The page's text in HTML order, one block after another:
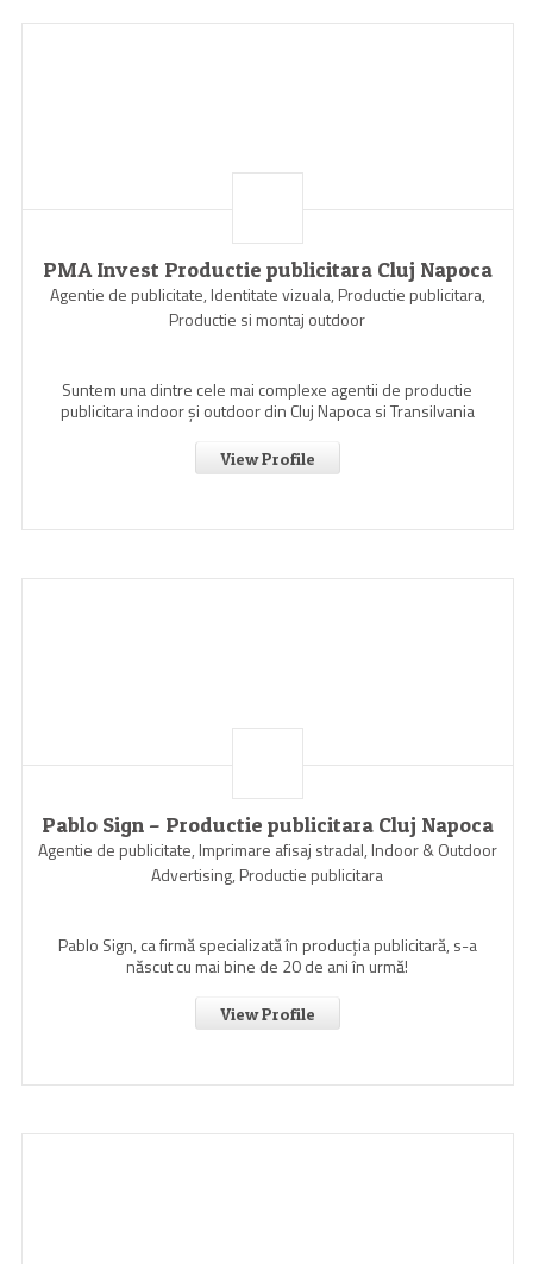
PMA Invest Productie publicitara Cluj Napoca
Agentie de publicitate, Identitate vizuala, Productie publicitara,
Productie si montaj outdoor
Suntem una dintre cele mai complexe agentii de productie
publicitara indoor şi outdoor din Cluj Napoca si Transilvania
View Profile
Pablo Sign – Productie publicitara Cluj Napoca
Agentie de publicitate, Imprimare afisaj stradal, Indoor & Outdoor
Advertising, Productie publicitara
Pablo Sign, ca firmă specializată în producția publicitară, s-a
născut cu mai bine de 20 de ani în urmă!
View Profile